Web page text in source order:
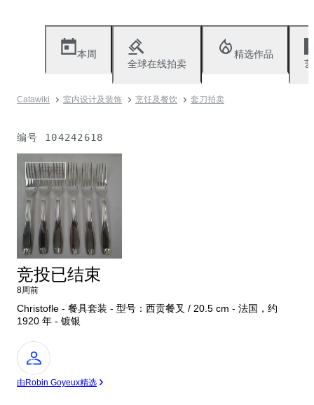
本周
全球在线拍卖
精选作品
Catawiki 室内设计及装饰 烹饪及餐饮 套刀拍卖
编号 104242618
已不存在
竞投已结束
8周前
Christofle - 餐具套装 - 型号：西贡餐叉 / 20.5 cm - 法国，约
1920 年 - 镀银
专
家
由Robin Goyeux精选